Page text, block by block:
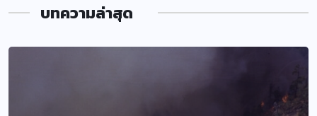
บทความล่าสุด